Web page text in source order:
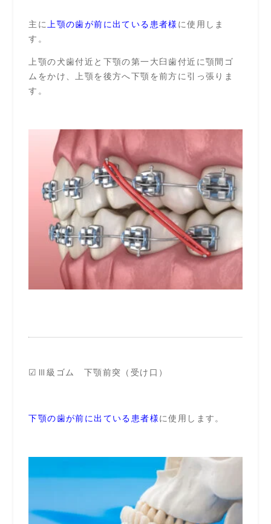
主に 上顎の歯が前に出ている患者様 に使用しま
す。
上顎の犬歯付近と下顎の第一大臼歯付近に顎間ゴ
ムをかけ、上顎を後方へ下顎を前方に引っ張りま
す。
☑Ⅲ級ゴム 下顎前突（受け口）
下顎の歯が前に出ている患者様に使用します。